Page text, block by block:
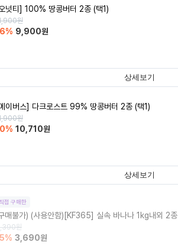
넛티] 100% 땅콩버터 2종 (택1)
원
% 9,900원
상세보기
이버스] 다크로스트 99% 땅콩버터 2종 (택1)
원
% 10,710원
상세보기
직접 구매한
매불가) (사용안함)[KF365] 실속 바나나 1kg내외 2종
원
% 3,690원